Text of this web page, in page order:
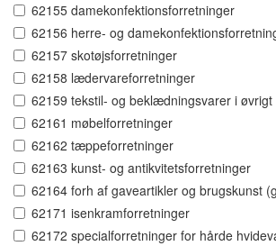
62155 damekonfektionsforretninger
62156 herre- og
62157 skotøjsforretninger
62158 lædervareforretninger
62159 tekstil- og beklædningsvarer i øvrigt
62161 møbelforretninger
62162 tæppeforretninger
62163 kunst- og antikvitetsforretninger
62164 forh af gaveartikler og brugskunst
62171 isenkramforretninger
62172 specialforretninger for hårde